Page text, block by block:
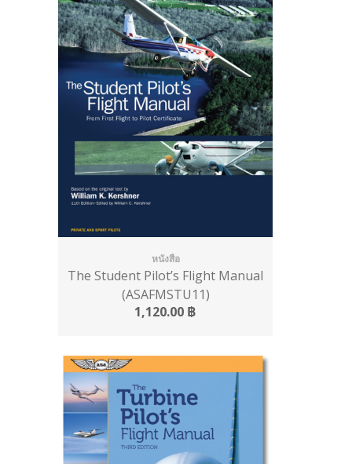
หนังสือ
The Student Pilot’s Flight Manual
(ASAFMSTU11)
1,120.00 ฿